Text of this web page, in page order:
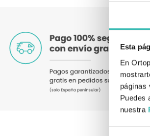
Esta
En
páginas
Puedes
nuestra